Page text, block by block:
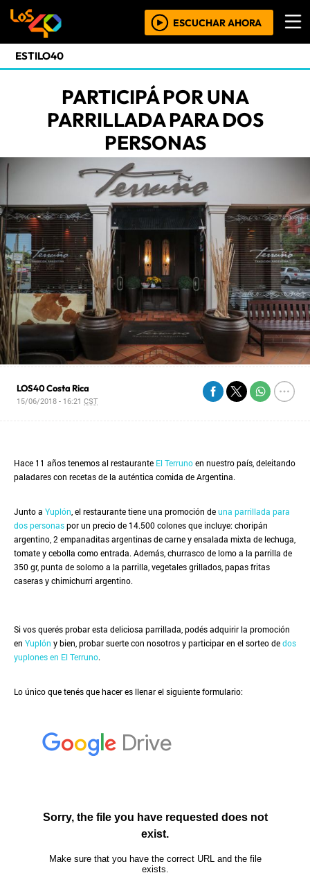
ESCUCHAR AHORA
ESTILO40
PARTICIPÁ POR UNA
PARRILLADA PARA DOS
PERSONAS
LOS40 Costa Rica
15/06/2018 - 16:21CST
Hace 11 años tenemos al restaurante El Terrunoen nuestro país, deleitando
paladares con recetas de la auténtica comida de Argentina.
Junto a Yuplón , el restaurante tiene una promoción deuna parrillada para
dos personaspor un precio de 14.500 colones que incluye: choripán
argentino, 2 empanaditas argentinas de carne y ensalada mixta de lechuga,
tomate y cebolla como entrada. Además, churrasco de lomo a la parrilla de
350 gr, punta de solomo a la parrilla, vegetales grillados, papas fritas
caseras y chimichurri argentino.
Si vos querés probar esta deliciosa parrillada, podés adquirir la promoción
en Yuplón y bien, probar suerte con nosotros y participar en el sorteo dedos
yuplones en El Terruno.
Lo único que tenés que hacer es llenar el siguiente formulario: